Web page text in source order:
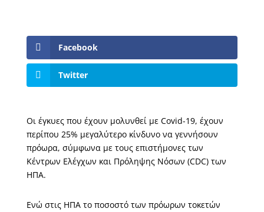
Facebook
Twitter
Οι έγκυες που έχουν μολυνθεί με Covid-19, έχουν
περίπου 25% μεγαλύτερο κίνδυνο να γεννήσουν
πρόωρα, σύμφωνα με τους επιστήμονες των
Κέντρων Ελέγχων και Πρόληψης Νόσων (CDC) των
ΗΠΑ.
Ενώ στις ΗΠΑ το ποσοστό των πρόωρων τοκετών